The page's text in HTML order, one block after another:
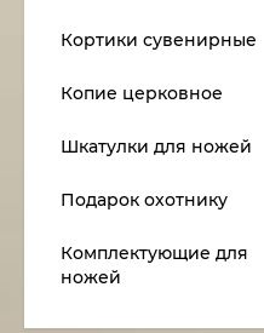
Кортики сувенирные
Копие церковное
Шкатулки для ножей
Подарок охотнику
Комплектующие для
ножей